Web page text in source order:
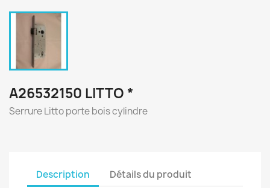
A26532150 LITTO *
Serrure Litto porte bois cylindre
Description Détails du produit